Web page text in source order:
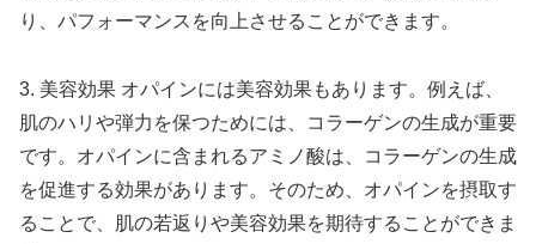
り、パフォーマンスを向上させることができます。
3. 美容効果 オパインには美容効果もあります。例えば、
肌のハリや弾力を保つためには、コラーゲンの生成が重要
です。オパインに含まれるアミノ酸は、コラーゲンの生成
を促進する効果があります。そのため、オパインを摂取す
ることで、肌の若返りや美容効果を期待することができま